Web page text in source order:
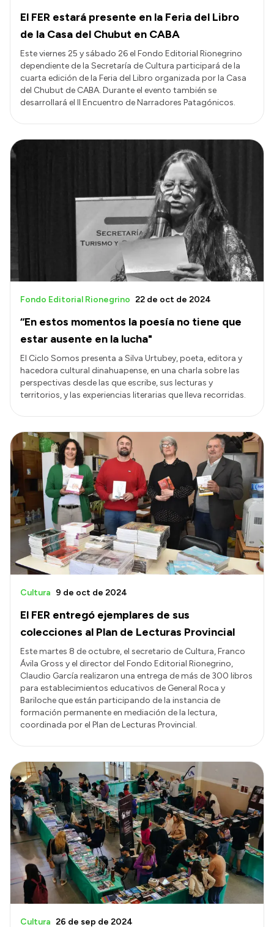
El FER estará presente en la Feria del Libro
de la Casa del Chubut en CABA
Este viernes 25 y sábado 26 el Fondo Editorial Rionegrino
dependiente de la Secretaría de Cultura participará de la
cuarta edición de la Feria del Libro organizada por la Casa
del Chubut de CABA. Durante el evento también se
desarrollará el II Encuentro de Narradores Patagónicos.
“En estos momentos la poesía no tiene que
estar ausente en la lucha"
Fondo Editorial Rionegrino 22 de oct de 2024
El Ciclo Somos presenta a Silva Urtubey, poeta, editora y
hacedora cultural dinahuapense, en una charla sobre las
perspectivas desde las que escribe, sus lecturas y
territorios, y las experiencias literarias que lleva recorridas.
El FER entregó ejemplares de sus
colecciones al Plan de Lecturas Provincial
Cultura 9 de oct de 2024
Este martes 8 de octubre, el secretario de Cultura, Franco
Ávila Gross y el director del Fondo Editorial Rionegrino,
Claudio García realizaron una entrega de más de 300 libros
para establecimientos educativos de General Roca y
Bariloche que están participando de la instancia de
formación permanente en mediación de la lectura,
coordinada por el Plan de Lecturas Provincial.
Cultura 26 de sep de 2024